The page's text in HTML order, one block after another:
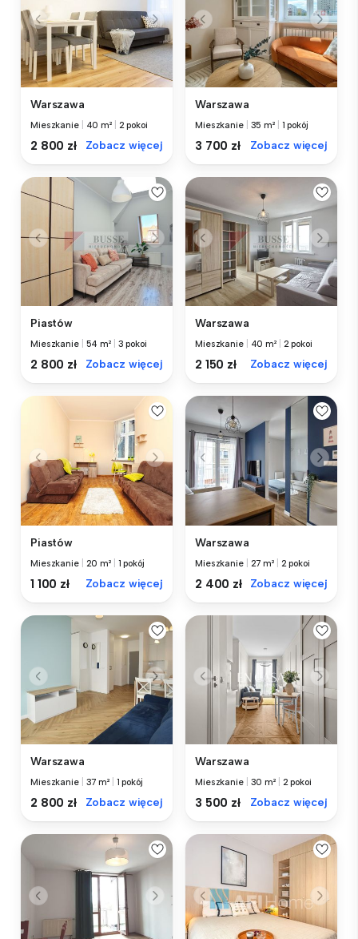
Warszawa
Mieszkanie 40 m² 2 pokoi
2 800 zł Zobacz więcej
Warszawa
Mieszkanie 35 m² 1 pokój
3 700 zł Zobacz więcej
Piastów
Mieszkanie 54 m² 3 pokoi
2 800 zł Zobacz więcej
Warszawa
Mieszkanie 40 m² 2 pokoi
2 150 zł Zobacz więcej
Piastów
Mieszkanie 20 m² 1 pokój
1 100 zł Zobacz więcej
Warszawa
Mieszkanie 27 m² 2 pokoi
2 400 zł Zobacz więcej
Warszawa
Mieszkanie 37 m² 1 pokój
2 800 zł Zobacz więcej
Warszawa
Mieszkanie 30 m² 2 pokoi
3 500 zł Zobacz więcej